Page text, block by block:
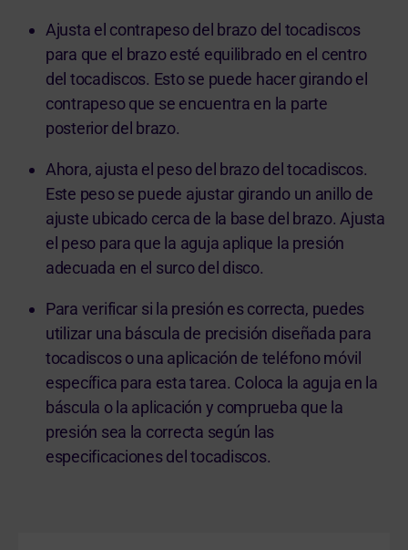
Ajusta el contrapeso del brazo del tocadiscos
para que el brazo esté equilibrado en el centro
del tocadiscos. Esto se puede hacer girando el
contrapeso que se encuentra en la parte
posterior del brazo.
Ahora, ajusta el peso del brazo del tocadiscos.
Este peso se puede ajustar girando un anillo de
ajuste ubicado cerca de la base del brazo. Ajusta
el peso para que la aguja aplique la presión
adecuada en el surco del disco.
Para verificar si la presión es correcta, puedes
utilizar una báscula de precisión diseñada para
tocadiscos o una aplicación de teléfono móvil
específica para esta tarea. Coloca la aguja en la
báscula o la aplicación y comprueba que la
presión sea la correcta según las
especificaciones del tocadiscos.